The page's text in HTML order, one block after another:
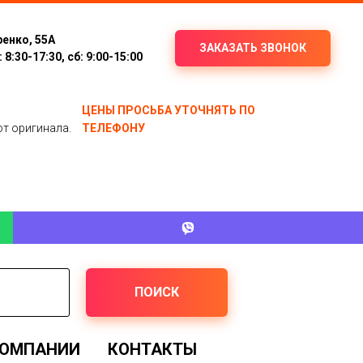
55А
17:30, сб: 9:00-15:00
ЗАКАЗАТЬ ЗВОНОК
ЦЕНЫ ПРОСЬБА УТОЧНЯТЬ ПО
ТЕЛЕФОНУ
оригинала.
ПОИСК
КОНТАКТЫ